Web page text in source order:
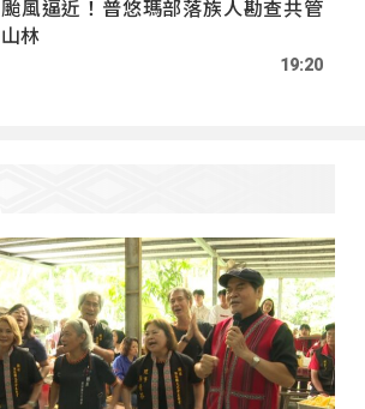
颱風逼近！普悠瑪部落族人勘查共管
山林
19:20